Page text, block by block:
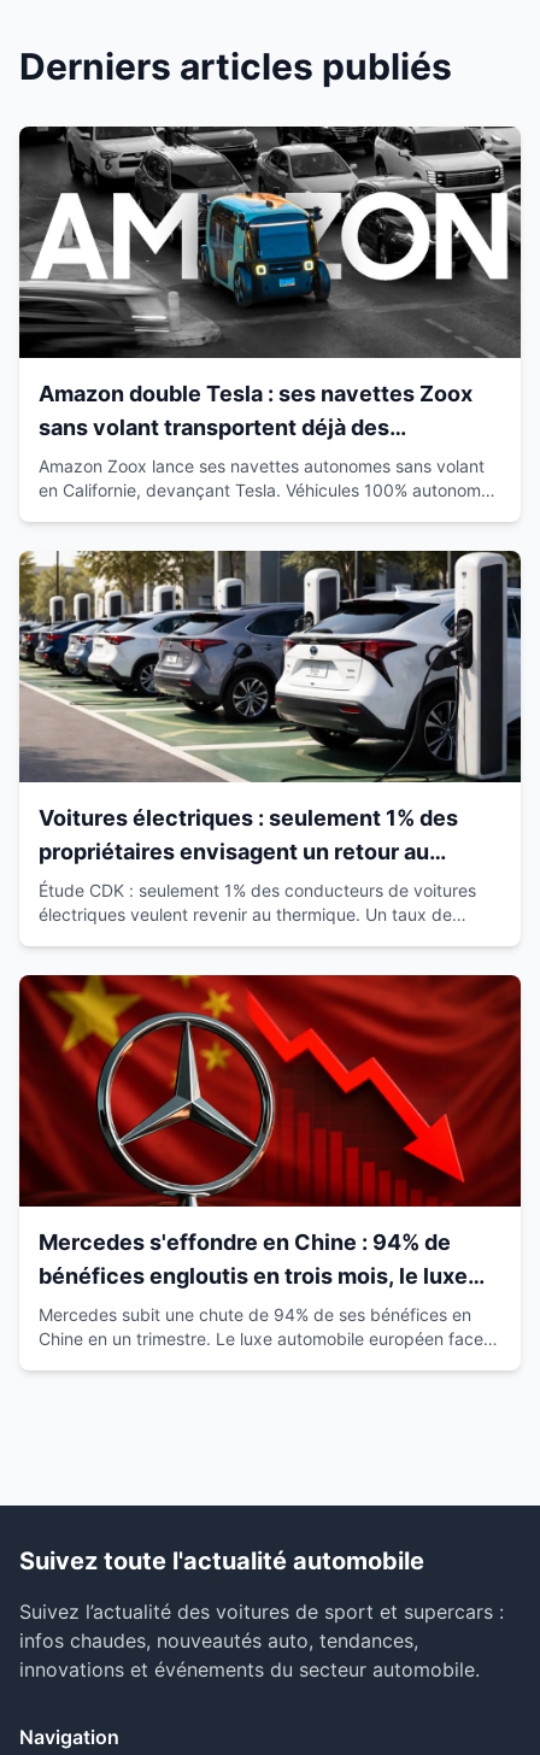
Derniers articles publiés
Amazon double Tesla : ses navettes Zoox
sans volant transportent déjà des
passagers en Californie
Amazon Zoox lance ses navettes autonomes sans volant
en Californie, devançant Tesla. Véhicules 100% autonomes
Voitures électriques : seulement 1% des
propriétaires envisagent un retour au
thermique
Étude CDK : seulement 1% des conducteurs de voitures
électriques veulent revenir au thermique. Un taux de
Mercedes s'effondre en Chine : 94% de
bénéfices engloutis en trois mois, le luxe
européen vacille
Mercedes subit une chute de 94% de ses bénéfices en
Chine en un trimestre. Le luxe automobile européen face à
Suivez toute l'actualité automobile
Suivez l’actualité des voitures de sport et supercars :
infos chaudes, nouveautés auto, tendances,
innovations et événements du secteur automobile.
Navigation